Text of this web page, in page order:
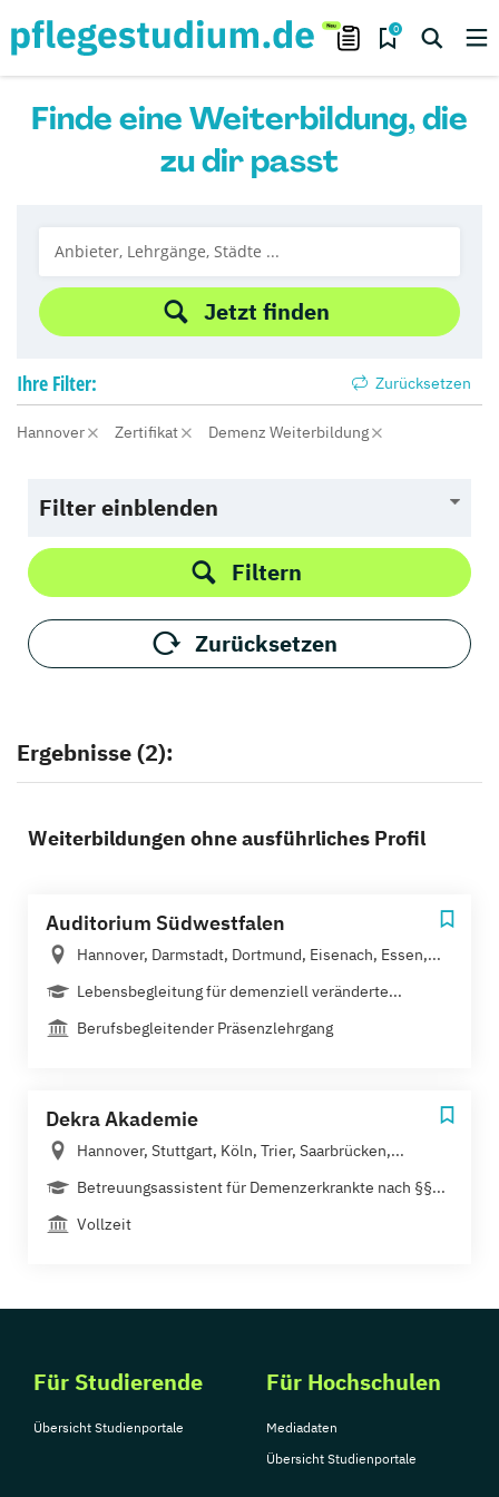
0
Finde eine Weiterbildung, die
zu dir passt
Jetzt finden
Ihre Filter: Zurücksetzen
Hannover Zertifikat Demenz Weiterbildung
Filter einblenden
Filtern
Zurücksetzen
Ergebnisse (2):
Weiterbildungen ohne ausführliches Profil
Auditorium Südwestfalen
Hannover, Darmstadt, Dortmund, Eisenach, Essen,...
Lebensbegleitung für demenziell veränderte...
Berufsbegleitender Präsenzlehrgang
Dekra Akademie
Hannover, Stuttgart, Köln, Trier, Saarbrücken,...
Betreuungsassistent für Demenzerkrankte nach §§...
Vollzeit
Für Studierende
Übersicht Studienportale
Für Hochschulen
Mediadaten
Übersicht Studienportale